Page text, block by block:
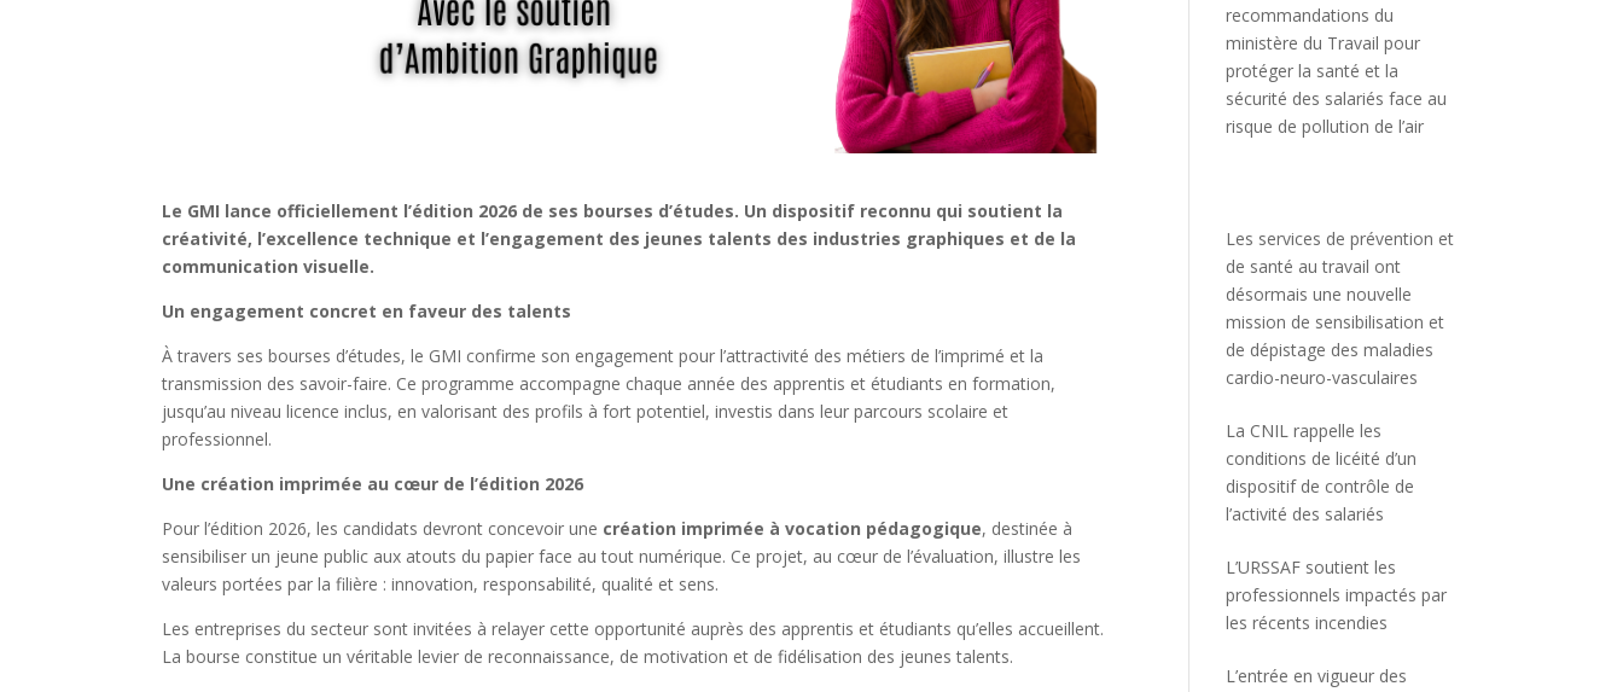
Le GMI lance officiellement l’édition 2026 de ses bourses d’études. Un dispositif reconnu qui soutient la
créativité, l’excellence technique et l’engagement des jeunes talents des industries graphiques et de la
communication visuelle.
Un engagement concret en faveur des talents
À travers ses bourses d’études, le GMI confirme son engagement pour l’attractivité des métiers de l’imprimé et la
transmission des savoir-faire. Ce programme accompagne chaque année des apprentis et étudiants en formation,
jusqu’au niveau licence inclus, en valorisant des profils à fort potentiel, investis dans leur parcours scolaire et
professionnel.
Une création imprimée au cœur de l’édition 2026
Pour l’édition 2026, les candidats devront concevoir une création imprimée à vocation pédagogique, destinée à
sensibiliser un jeune public aux atouts du papier face au tout numérique. Ce projet, au cœur de l’évaluation, illustre les
valeurs portées par la filière : innovation, responsabilité, qualité et sens.
Les entreprises du secteur sont invitées à relayer cette opportunité auprès des apprentis et étudiants qu’elles accueillent.
La bourse constitue un véritable levier de reconnaissance, de motivation et de fidélisation des jeunes talents.
recommandations du
ministère du Travail pour
protéger la santé et la
sécurité des salariés face au
risque de pollution de l’air
Les services de prévention et
de santé au travail ont
désormais une nouvelle
mission de sensibilisation et
de dépistage des maladies
cardio-neuro-vasculaires
La CNIL rappelle les
conditions de licéité d’un
dispositif de contrôle de
l’activité des salariés
L’URSSAF soutient les
professionnels impactés par
les récents incendies
L’entrée en vigueur des